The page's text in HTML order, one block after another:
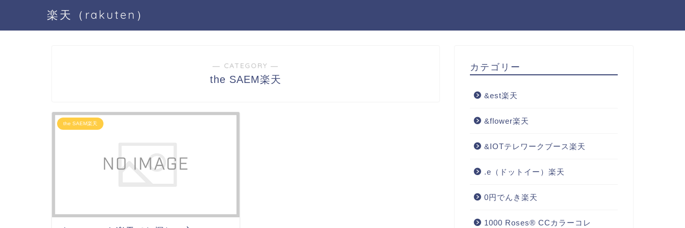
楽天（rakuten）
― CATEGORY ―
the SAEM楽天
the SAEM楽天
カテゴリー
&est楽天
&flower楽天
&IOTテレワークブース楽天
.e（ドットイー）楽天
0円でんき楽天
1000 Roses® CCカラーコレ